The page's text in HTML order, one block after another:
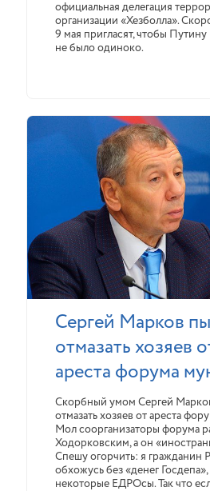
официальная делегация
организации «Хезболла».
9 мая пригласят, чтобы
не было одиноко.
Сергей Марков
отмазать хозяев
ареста форума
Скорбный умом Сергей
отмазать хозяев от ареста
Мол соорганизаторы форума
Ходорковским, а он
Спешу огорчить: я гражданин
обхожусь без «денег Госдепа»,
некоторые ЕДРОсы. Так что